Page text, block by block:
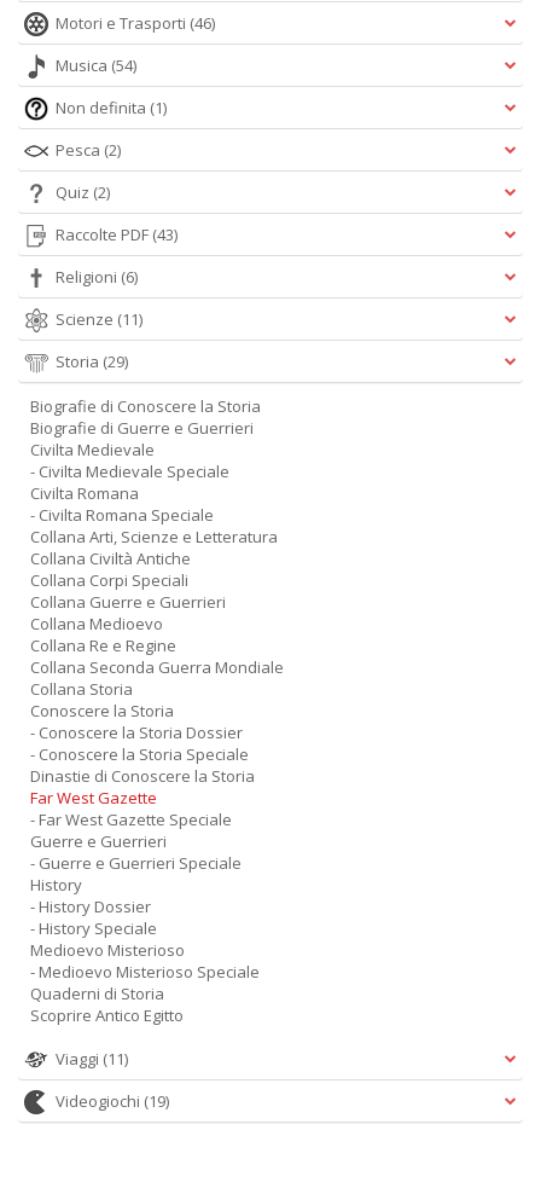
Motori e Trasporti (46)
Musica (54)
Non definita (1)
Pesca (2)
Quiz (2)
Raccolte PDF (43)
Religioni (6)
Scienze (11)
Storia (29)
Biografie di Conoscere la Storia
Biografie di Guerre e Guerrieri
Civilta Medievale
- Civilta Medievale Speciale
Civilta Romana
- Civilta Romana Speciale
Collana Arti, Scienze e Letteratura
Collana Civiltà Antiche
Collana Corpi Speciali
Collana Guerre e Guerrieri
Collana Medioevo
Collana Re e Regine
Collana Seconda Guerra Mondiale
Collana Storia
Conoscere la Storia
- Conoscere la Storia Dossier
- Conoscere la Storia Speciale
Dinastie di Conoscere la Storia
Far West Gazette
- Far West Gazette Speciale
Guerre e Guerrieri
- Guerre e Guerrieri Speciale
History
- History Dossier
- History Speciale
Medioevo Misterioso
- Medioevo Misterioso Speciale
Quaderni di Storia
Scoprire Antico Egitto
Viaggi (11)
Videogiochi (19)